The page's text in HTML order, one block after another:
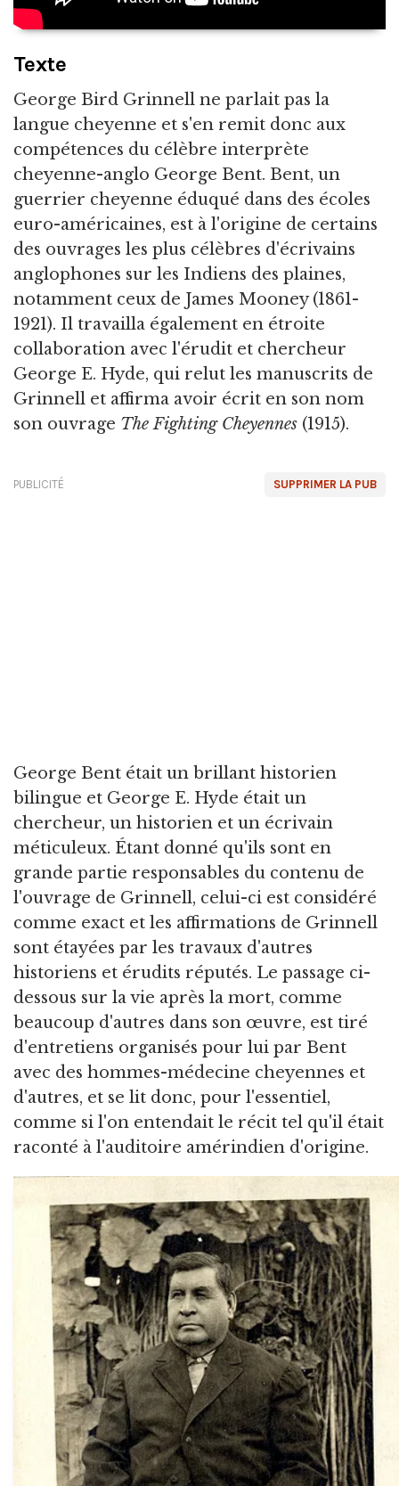
Texte
George Bird Grinnell ne parlait pas la
langue cheyenne et s'en remit donc aux
compétences du célèbre interprète
cheyenne-anglo George Bent. Bent, un
guerrier cheyenne éduqué dans des écoles
euro-américaines, est à l'origine de certains
des ouvrages les plus célèbres d'écrivains
anglophones sur les Indiens des plaines,
notamment ceux de James Mooney (1861-
1921). Il travailla également en étroite
collaboration avec l'érudit et chercheur
George E. Hyde, qui relut les manuscrits de
Grinnell et affirma avoir écrit en son nom
son ouvrage The Fighting Cheyennes (1915).
SUPPRIMER LA PUB
PUBLICITÉ
George Bent était un brillant historien
bilingue et George E. Hyde était un
chercheur, un historien et un écrivain
méticuleux. Étant donné qu'ils sont en
grande partie responsables du contenu de
l'ouvrage de Grinnell, celui-ci est considéré
comme exact et les affirmations de Grinnell
sont étayées par les travaux d'autres
historiens et érudits réputés. Le passage ci-
dessous sur la vie après la mort, comme
beaucoup d'autres dans son œuvre, est tiré
d'entretiens organisés pour lui par Bent
avec des hommes-médecine cheyennes et
d'autres, et se lit donc, pour l'essentiel,
comme si l'on entendait le récit tel qu'il était
raconté à l'auditoire amérindien d'origine.